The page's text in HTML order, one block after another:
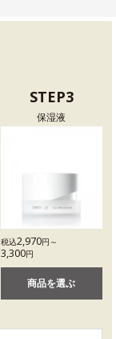
STEP3
保湿液
税込2,970円～
3,300円
商品を選ぶ